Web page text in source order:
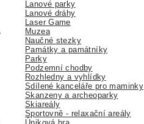
Lanové parky
Lanové dráhy
Laser Game
Muzea
Naučné stezky
Památky a památníky
Parky
Podzemní chodby
Rozhledny a vyhlídky
Sdílené kanceláře pro maminky
Skanzeny a archeoparky
Skiareály
Sportovně - relaxační areály